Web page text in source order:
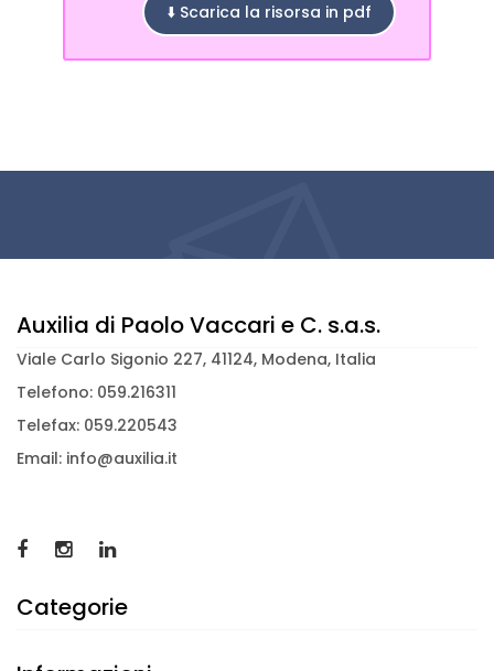
⬇️ Scarica la risorsa in pdf
Auxilia di Paolo Vaccari e C. s.a.s.
Viale Carlo Sigonio 227, 41124, Modena, Italia
Telefono: 059.216311
Telefax: 059.220543
Email: info@auxilia.it
Categorie